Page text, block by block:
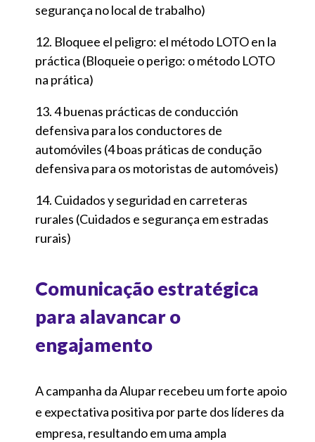
segurança no local de trabalho)
Bloquee el peligro: el método LOTO en la
práctica (Bloqueie o perigo: o método LOTO
na prática)
4 buenas prácticas de conducción
defensiva para los conductores de
automóviles (4 boas práticas de condução
defensiva para os motoristas de automóveis)
Cuidados y seguridad en carreteras
rurales (Cuidados e segurança em estradas
rurais)
Comunicação estratégica
para alavancar o
engajamento
A campanha da Alupar recebeu um forte apoio
e expectativa positiva por parte dos líderes da
empresa, resultando em uma ampla